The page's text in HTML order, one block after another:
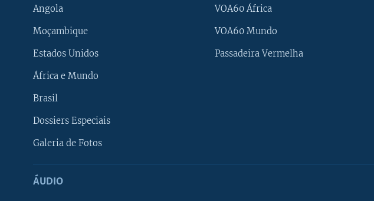
Angola
Moçambique
Estados Unidos
África e Mundo
Brasil
Dossiers Especiais
Galeria de Fotos
VOA60 África
VOA60 Mundo
Passadeira Vermelha
ÁUDIO